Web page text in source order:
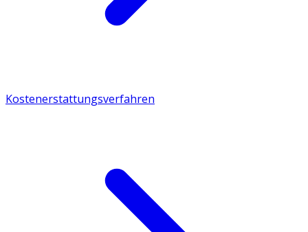
Kostenerstattungsverfahren